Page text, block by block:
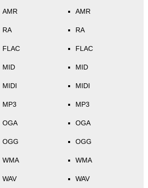
AMR
RA
FLAC
MID
MIDI
MP3
OGA
OGG
WMA
WAV
AMR
RA
FLAC
MID
MIDI
MP3
OGA
OGG
WMA
WAV